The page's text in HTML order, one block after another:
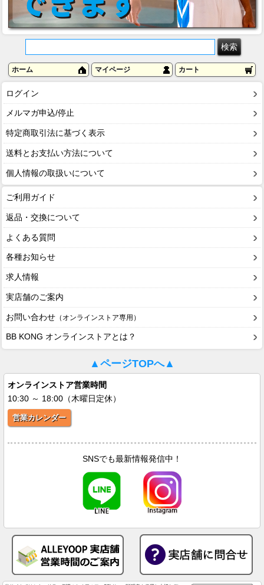
ホーム マイページ カート
ログイン
メルマガ申込/停止
特定商取引法に基づく表示
送料とお支払い方法について
個人情報の取扱いについて
ご利用ガイド
返品・交換について
よくある質問
各種お知らせ
求人情報
実店舗のご案内
お問い合わせ （オンラインストア専用）
BB KONG オンラインストアとは？
▲ページTOPへ▲
オンラインストア営業時間
10:30 ～ 18:00（木曜日定休）
営業カレンダー
SNSでも最新情報発信中！